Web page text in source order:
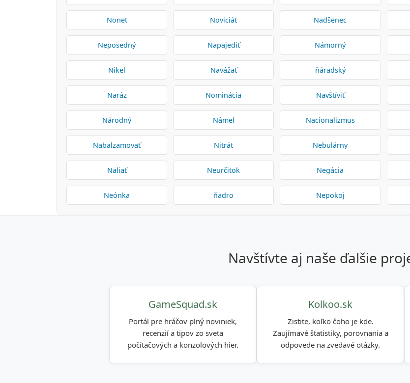
Nonet Noviciát Nadšenec
Neposedný Napajediť Námorný
Nikel Navážať ňáradský
Naráz Nominácia Navštíviť
Národný Námel Nacionalizmus
Nabalzamovať Nitrát Nebulárny
Naliať Neurčitok Negácia
Neónka ňadro Nepokoj
navštívte aj naše ďalšie
GameSquad.sk
Portál pre hráčov plný noviniek,
recenzií a tipov zo sveta
počítačových a konzolových hier.
Kolkoo.sk
Zistite, koľko čoho je kde.
Zaujímavé štatistiky, porovnania a
odpovede na zvedavé otázky.